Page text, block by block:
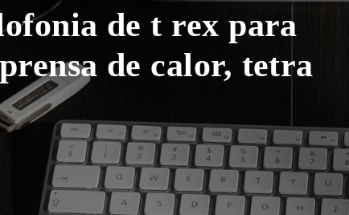
de t rex para
de calor, tetra